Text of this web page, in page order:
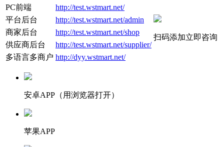
PC前端
http://test.wstmart.net/
扫码添加立即咨询
平台后台
http://test.wstmart.net/admin
商家后台
http://test.wstmart.net/shop
供应商后台
http://test.wstmart.net/supplier/
多语言多商户 http://dyy.wstmart.net/
安卓APP（用浏览器打开）
苹果APP